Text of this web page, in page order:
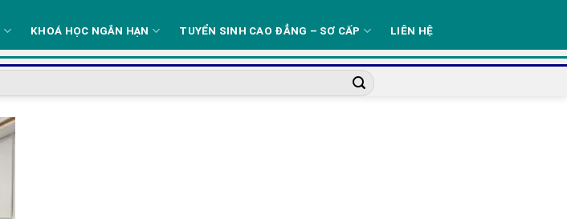
KHOÁ HỌC NGẮN HẠN TUYỂN SINH CAO ĐẲNG – SƠ CẤP LIÊN HỆ